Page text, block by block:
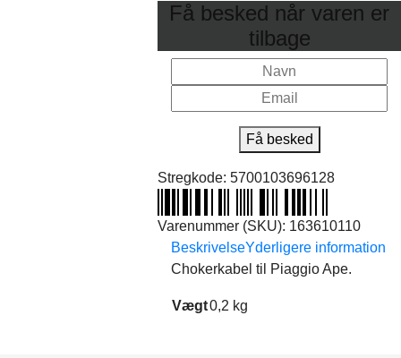
Få besked når varen er
tilbage
Få besked
Stregkode: 5700103696128
Varenummer (SKU): 163610110
BeskrivelseYderligere information
Chokerkabel til Piaggio Ape.
Vægt0,2 kg